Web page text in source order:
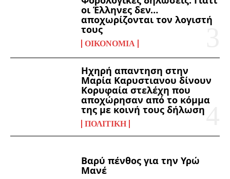
οι Έλληνες δεν…
αποχωρίζονται τον λογιστή
τους
ΟΙΚΟΝΟΜΊΑ
Ηχηρή απαντηση στην
Μαρία Καρυστιανου δίνουν
Κορυφαία στελέχη που
αποχώρησαν από το κόμμα
της με κοινή τους δήλωση
ΠΟΛΙΤΙΚΉ
Βαρύ πένθος για την Υρώ
Μανέ